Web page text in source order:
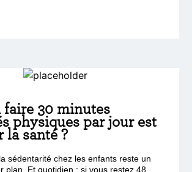
faire 30 minutes
physiques par jour est
santé ?
sédentarité chez les enfants reste un
plan. Et quotidien : si vous restez 48